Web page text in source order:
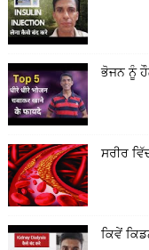
ਭੋਜਨ ਨੂੰ
ਸਰੀਰ
ਕਿਵੇਂ